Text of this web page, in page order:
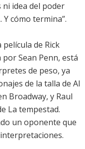
ni idea del poder
cómo termina”.
de Rick
Sean Penn, está
de peso, ya
de la talla de Al
Broadway, y Raul
La tempestad.
un oponente que